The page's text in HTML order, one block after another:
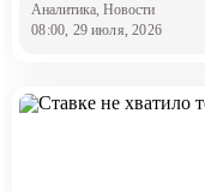
Аналитика, Новости
08:00, 29 июля, 2026